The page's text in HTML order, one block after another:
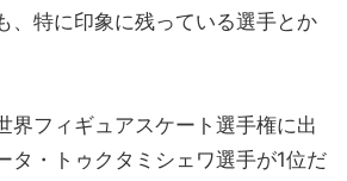
、特に印象に残っている選手とか
界フィギュアスケート選手権に出
タ・トゥクタミシェワ選手が1位だ